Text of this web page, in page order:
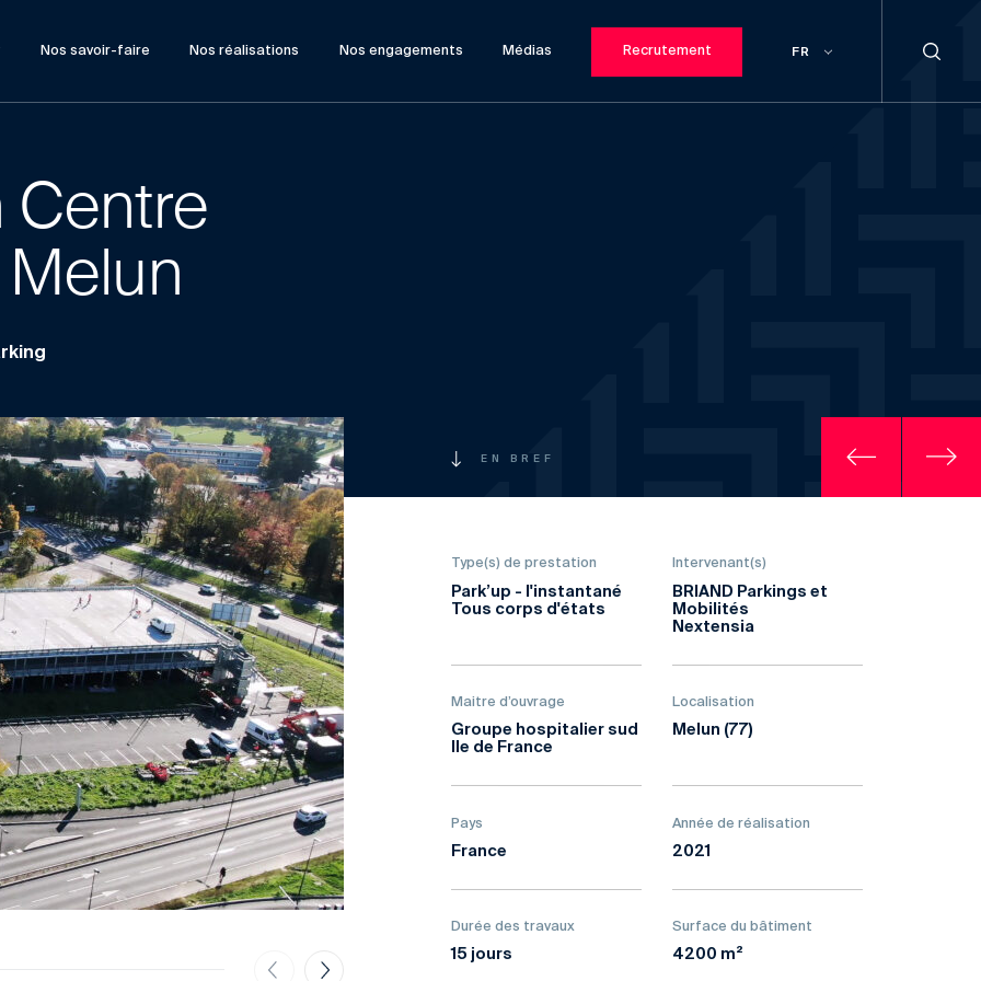
Nos savoir-faire Nos réalisations Nos engagements Médias Recrutement FR
Centre
EN BREF
Type(s) de prestation
Park’up - l'instantané
Tous corps d'états
Intervenant(s)
BRIAND Parkings et
Mobilités
Nextensia
Maitre d’ouvrage
Groupe hospitalier sud
Ile de France
Localisation
Melun (77)
Pays
France
Année de réalisation
2021
Durée des travaux
15 jours
Surface du bâtiment
4200 m²